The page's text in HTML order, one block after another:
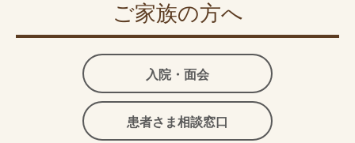
ご家族の方へ
入院・面会
患者さま相談窓口